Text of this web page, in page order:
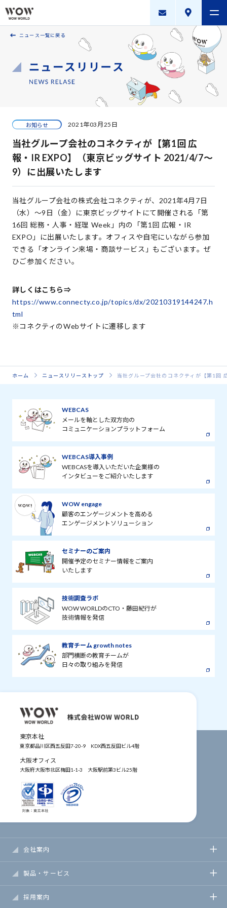
会社案内
採用案内
WOW WORLD GROUP
Copyright © WOW WORLD Inc. All Rights Reserved.
ニュース一覧に戻る
お知らせ 2021年03月25日
当社グループ会社のコネクティが【第1回 広
報・IR EXPO】（東京ビッグサイト 2021/4/7～
9）に出展いたします
当社グループ会社の株式会社コネクティが、2021年4月7日
（水）～9日（金）に東京ビッグサイトにて開催される「第
16回 総務・人事・経理 Week」内の「第1回 広報・IR
EXPO」に出展いたします。オフィスや自宅にいながら参加
できる「オンライン来場・商談サービス」もございます。ぜ
ひご参加ください。
詳しくはこちら⇒
https://www.connecty.co.jp/topics/dx/20210319144247.h
tml
※コネクティのWebサイトに遷移します
ホーム ニュースリリーストップ 当社グループ会社のコネクティが【第1
WEBCAS
メールを軸とした双方向の
コミュニケーションプラットフォーム
WEBCAS導入事例
WEBCASを導入いただいた企業様の
インタビューをご紹介いたします
WOW engage
顧客のエンゲージメントを高める
エンゲージメントソリューション
セミナーのご案内
開催予定のセミナー情報をご案内
いたします
技術調査ラボ
WOW WORLDのCTO・藤田紀行が
技術情報を発信
教育チーム growth notes
部門横断の教育チームが
日々の取り組みを発信
東京本社
東京都品川区西五反田7-20-9 KDX西五反田ビル4階
大阪オフィス
大阪府大阪市北区梅田1-1-3 大阪駅前第3ビル25階
会社案内
製品・サービス
採用案内